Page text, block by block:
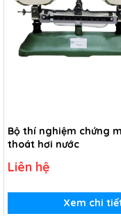
Bộ thí nghiệm chứng
thoát hơi nước
Liên hệ
Xem chi